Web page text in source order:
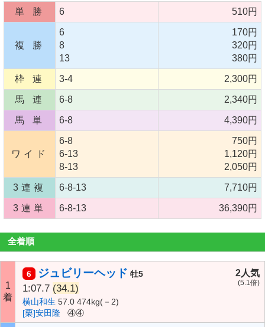
単 勝 6 510円
複 勝
6
8
13
170円
320円
380円
枠 連 3-4 2,300円
馬 連 6-8 2,340円
馬 単 6-8 4,390円
ワイド
6-8
6-13
8-13
750円
1,120円
2,050円
3連複 6-8-13 7,710円
3連単 6-8-13 36,390円
全着順
1
着
6 ジュビリーヘッド 牡5
1:07.7 (34.1)
横山和生 57.0 474kg(－2)
[栗]安田隆
④④
2人気
(5.1倍)